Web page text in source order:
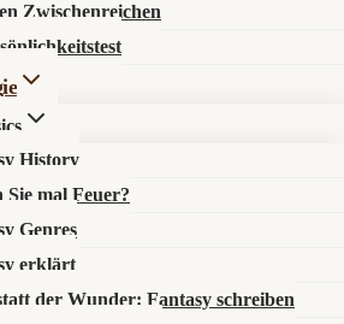
Zwischenreichen
History
Sie mal Feuer?
Genres
erklärt
der Wunder: Fantasy schreiben
Der Arkane Moosverhetzer
im Krankenhaus. Fachkräfteoffensive
Kühe im
aus dem